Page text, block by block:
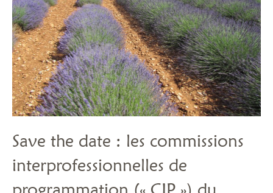
Save the date : les commissions
interprofessionnelles de